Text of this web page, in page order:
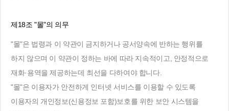
제18조 "몰"의 의무
"몰"은 법령과 이 약관이 금지하거나 공서양속에 반하는 행위를
하지 않으며 이 약관이 정하는 바에 따라 지속적이고, 안정적으로
재화·용역을 제공하는데 최선을 다하여야 합니다.
"몰"은 이용자가 안전하게 인터넷 서비스를 이용할 수 있도록
이용자의 개인정보(신용정보 포함)보호를 위한 보안 시스템을